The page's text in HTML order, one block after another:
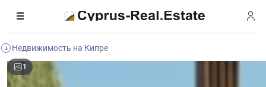
Недвижимость на Кипре
1